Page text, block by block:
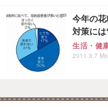
今年の
対策に
生活・健
2011.3.7